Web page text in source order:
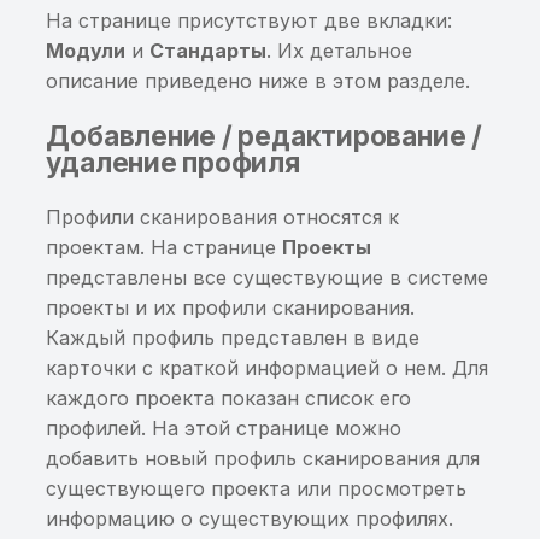
Передача sensitive-
информации в
параметрах SQL-
Возможность создания
приложения
обфусцировано
Слабый пароль
шифрования базы
данных
Перехват пароля
шифрования базы
данных
NSUserDefaults
Хранение sensitive-
приватном файле
Хранение sensitive-
Хранение
чувствительной
информации в Binary
Cookies
Хранение sensitive-
информации в
На странице присутствуют две вкладки:
Модули и Стандарты. Их детальное
описание приведено ниже в этом разделе.
Добавление / редактирование /
удаление профиля
Профили сканирования относятся к
проектам. На странице Проекты
представлены все существующие в системе
проекты и их профили сканирования.
Каждый профиль представлен в виде
карточки с краткой информацией о нем. Для
каждого проекта показан список его
профилей. На этой странице можно
добавить новый профиль сканирования для
существующего проекта или просмотреть
информацию о существующих профилях.